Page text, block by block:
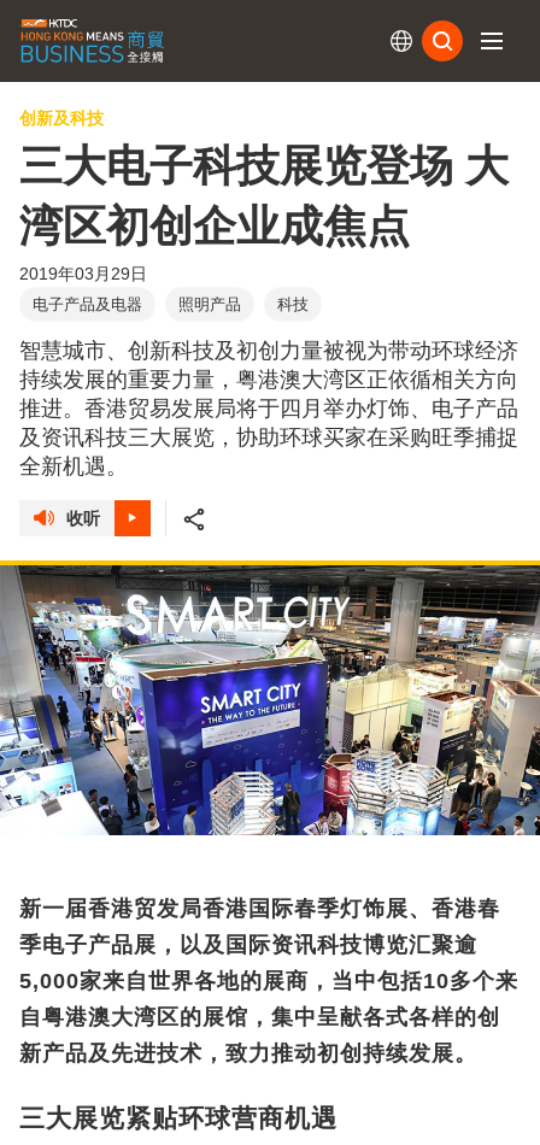
创新及科技
三大电子科技展览登场 大
湾区初创企业成焦点
2019年03月29日
电子产品及电器 照明产品 科技
智慧城市、创新科技及初创力量被视为带动环球经济
持续发展的重要力量，粤港澳大湾区正依循相关方向
推进。香港贸易发展局将于四月举办灯饰、电子产品
及资讯科技三大展览，协助环球买家在采购旺季捕捉
全新机遇。
收听
新一届香港贸发局香港国际春季灯饰展、香港春
季电子产品展，以及国际资讯科技博览汇聚逾
5,000家来自世界各地的展商，当中包括10多个来
自粤港澳大湾区的展馆，集中呈献各式各样的创
新产品及先进技术，致力推动初创持续发展。
三大展览紧贴环球营商机遇